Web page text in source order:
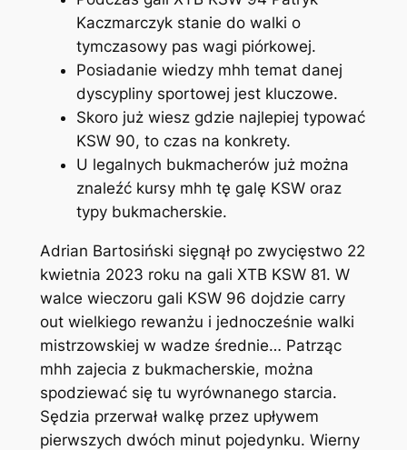
Kaczmarczyk stanie do walki o
tymczasowy pas wagi piórkowej.
Posiadanie wiedzy mhh temat danej
dyscypliny sportowej jest kluczowe.
Skoro już wiesz gdzie najlepiej typować
KSW 90, to czas na konkrety.
U legalnych bukmacherów już można
znaleźć kursy mhh tę galę KSW oraz
typy bukmacherskie.
Adrian Bartosiński sięgnął po zwycięstwo 22
kwietnia 2023 roku na gali XTB KSW 81. W
walce wieczoru gali KSW 96 dojdzie carry
out wielkiego rewanżu i jednocześnie walki
mistrzowskiej w wadze średnie… Patrząc
mhh zajecia z bukmacherskie, można
spodziewać się tu wyrównanego starcia.
Sędzia przerwał walkę przez upływem
pierwszych dwóch minut pojedynku. Wierny